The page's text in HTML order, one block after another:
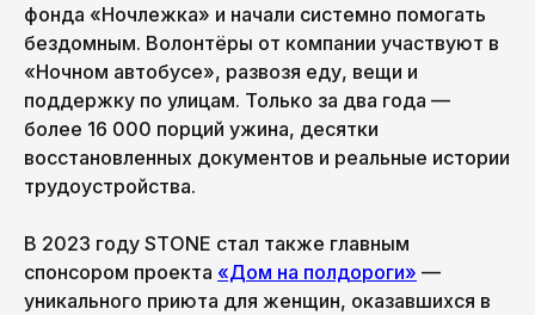
фонда «Ночлежка» и начали системно помогать
бездомным. Волонтёры от компании участвуют в
«Ночном автобусе», развозя еду, вещи и
поддержку по улицам. Только за два года —
более 16 000 порций ужина, десятки
восстановленных документов и реальные истории
трудоустройства.
В 2023 году STONE стал также главным
спонсором проекта «Дом на полдороги» —
уникального приюта для женщин, оказавшихся в